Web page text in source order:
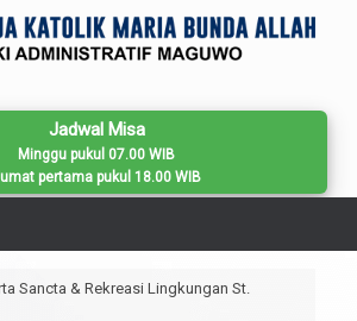
Jadwal Misa
Minggu pukul 07.00 WIB
pertama pukul 18.00 WIB
Sancta & Rekreasi Lingkungan St.